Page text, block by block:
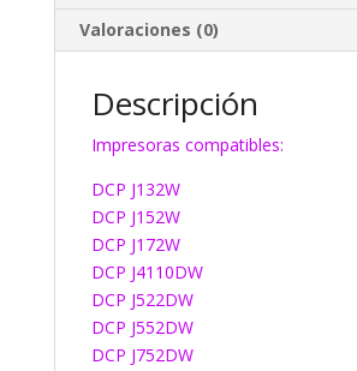
Valoraciones (0)
Descripción
Impresoras compatibles:
DCP J132W
DCP J152W
DCP J172W
DCP J4110DW
DCP J522DW
DCP J552DW
DCP J752DW